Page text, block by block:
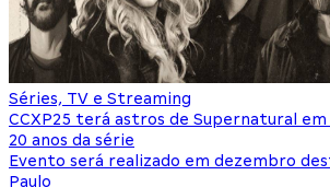
Séries, TV e Streaming
CCXP25 terá astros de Supernatural
20 anos da série
Evento será realizado em dezembro
Paulo